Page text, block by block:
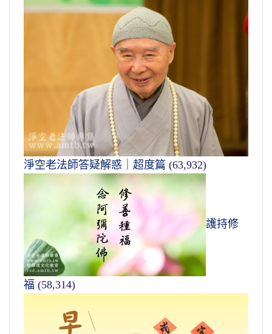
淨空老法師答疑解惑｜超度篇 (63,932)
護持修
福 (58,314)